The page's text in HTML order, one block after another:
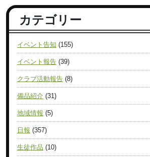
カテゴリー
イベント告知 (155)
イベント報告 (39)
クラブ活動報告 (8)
備品紹介 (31)
地域情報 (5)
日報 (357)
生徒作品 (10)